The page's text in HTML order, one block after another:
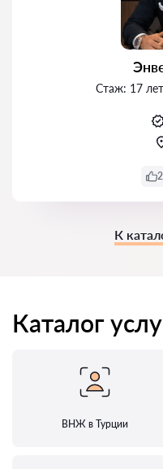
Стаж: 17 лет
2
К
Каталог
ВНЖ в Турции